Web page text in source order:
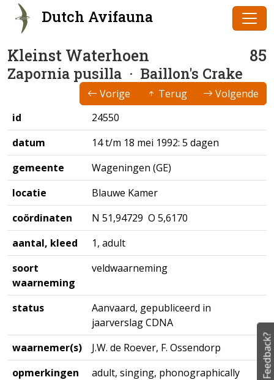
Dutch Avifauna
Kleinst Waterhoen 85
Zapornia pusilla · Baillon's Crake
Vorige Terug
Volgende
id
24550
datum
14 t/m 18 mei 1992: 5 dagen
gemeente
Wageningen (GE)
locatie
Blauwe Kamer
coördinaten
N 51,94729 O 5,6170
aantal, kleed
1, adult
soort
waarneming
veldwaarneming
status
Aanvaard, gepubliceerd in
jaarverslag CDNA
waarnemer(s)
J.W. de Roever, F. Ossendorp
opmerkingen
adult, singing, phonographically
Feedback?